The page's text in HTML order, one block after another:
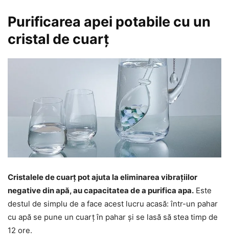
Purificarea apei potabile cu un
cristal de cuarț
Cristalele de cuarț pot ajuta la eliminarea vibrațiilor
negative din apă, au capacitatea de a purifica apa. Este
destul de simplu de a face acest lucru acasă: într-un pahar
cu apă se pune un cuarț în pahar și se lasă să stea timp de
12 ore.